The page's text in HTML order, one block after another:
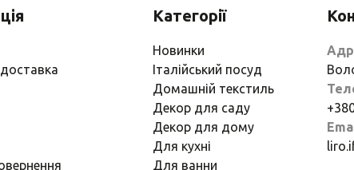
Категорії
Новинки
Італійський посуд
Домашній текстиль
Декор для саду
Декор для дому
Для кухні
Для ванни